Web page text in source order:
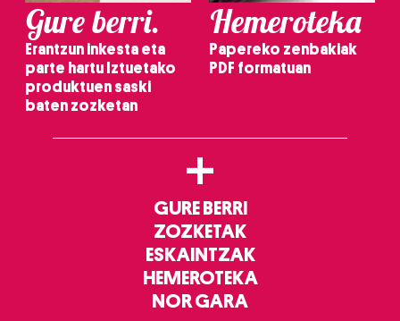
Gure berri.
Erantzun inkesta eta
parte hartu Iztuetako
produktuen saski
baten zozketan
Hemeroteka
Papereko zenbakiak
PDF formatuan
+
GURE BERRI
ZOZKETAK
ESKAINTZAK
HEMEROTEKA
NOR GARA